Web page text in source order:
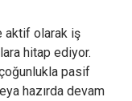
aktif olarak iş
hitap ediyor.
pasif
hazırda devam